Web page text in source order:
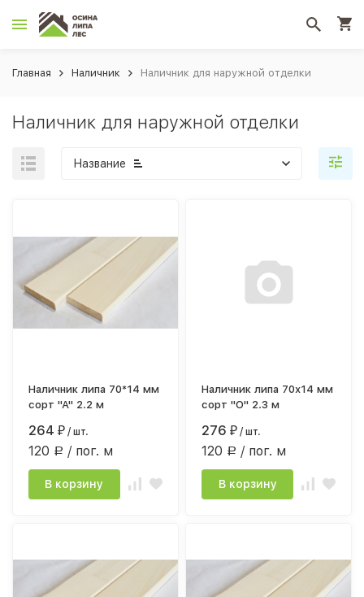
Главная Наличник Наличник для наружной отделки
Наличник для наружной отделки
Название
Наличник липа 70*14 мм
сорт "А" 2.2 м
264₽ / шт.
120 Р / пог. м
В корзину
Наличник липа 70х14 мм
сорт "О" 2.3 м
276₽ / шт.
120 Р / пог. м
В корзину